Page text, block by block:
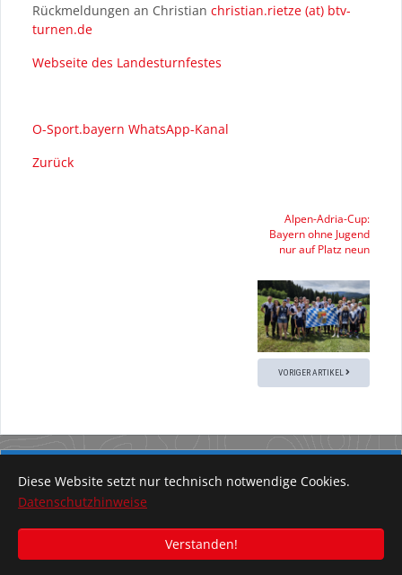
Diese Website setzt nur technisch notwendige Cookies.
Datenschutzhinweise
Verstanden!
Rückmeldungen an Christian christian.rietze (at) btv-
turnen.de
Webseite des Landesturnfestes
O-Sport.bayern WhatsApp-Kanal
Zurück
Alpen-Adria-Cup:
Bayern ohne Jugend
nur auf Platz neun
VORIGER ARTIKEL
Impressum
© Orientierungssport in Bayern 2020 - 2026